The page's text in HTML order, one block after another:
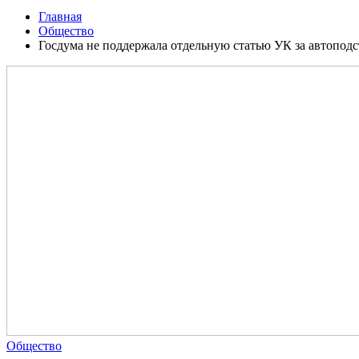
Главная
Общество
Госдума не поддержала отдельную статью УК за
Общество